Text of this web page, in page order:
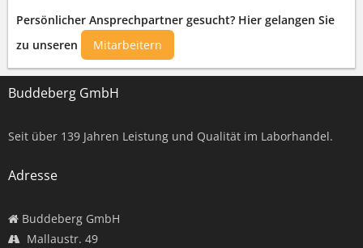
Persönlicher Ansprechpartner gesucht? Hier gelangen Sie
zu unseren
Mitarbeitern
Buddeberg GmbH
Seit über 139 Jahren Leistung und Qualität im Laborhandel.
Adresse
Buddeberg GmbH
Mallaustr. 49